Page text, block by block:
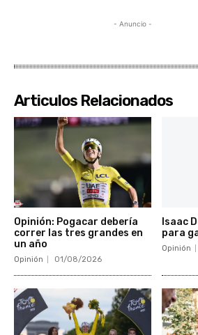
- Anuncio -
Articulos Relacionados
Opinión: Pogacar debería
correr las tres grandes en
un año
Opinión 01/08/2026
Isaac
para
Opinión